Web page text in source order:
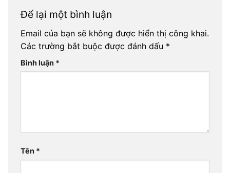
Để lại một bình luận
Email của bạn sẽ không được hiển thị công khai.
Các trường bắt buộc được đánh dấu *
Bình luận *
Tên *